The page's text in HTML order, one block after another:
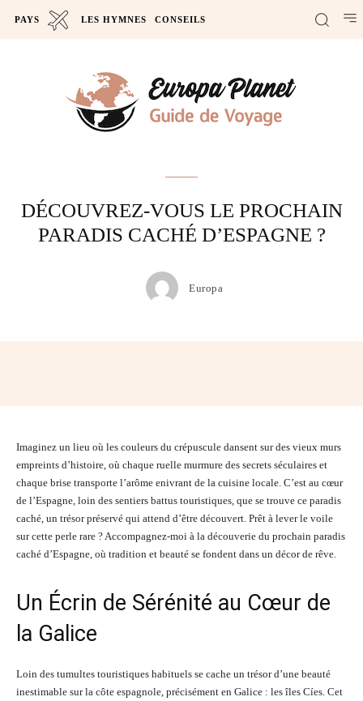
PAYS LES HYMNES CONSEILS
DÉCOUVREZ-VOUS LE PROCHAIN
PARADIS CACHÉ D’ESPAGNE ?
Europa
Imaginez un lieu où les couleurs du crépuscule dansent sur des vieux murs
empreints d’histoire, où chaque ruelle murmure des secrets séculaires et
chaque brise transporte l’arôme enivrant de la cuisine locale. C’est au cœur
de l’Espagne, loin des sentiers battus touristiques, que se trouve ce paradis
caché, un trésor préservé qui attend d’être découvert. Prêt à lever le voile
sur cette perle rare ? Accompagnez-moi à la découverie du prochain paradis
caché d’Espagne, où tradition et beauté se fondent dans un décor de rêve.
Un Écrin de Sérénité au Cœur de
la Galice
Loin des tumultes touristiques habituels se cache un trésor d’une beauté
inestimable sur la côte espagnole, précisément en Galice : les îles Cíes. Cet